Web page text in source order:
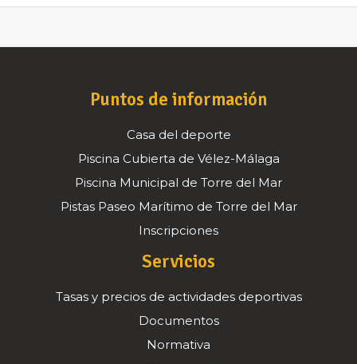
Puntos de información
Casa del deporte
Piscina Cubierta de Vélez-Málaga
Piscina Municipal de Torre del Mar
Pistas Paseo Marítimo de Torre del Mar
Inscripciones
Servicios
Tasas y precios de actividades deportivas
Documentos
Normativa